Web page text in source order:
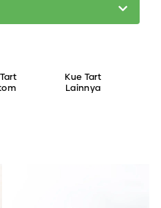
Kue Tart
Lainnya